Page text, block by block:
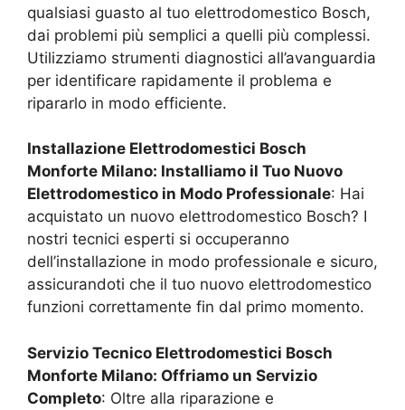
qualsiasi guasto al tuo elettrodomestico Bosch,
dai problemi più semplici a quelli più complessi.
Utilizziamo strumenti diagnostici all’avanguardia
per identificare rapidamente il problema e
ripararlo in modo efficiente.
Installazione Elettrodomestici Bosch
Monforte Milano: Installiamo il Tuo Nuovo
Elettrodomestico in Modo Professionale: Hai
acquistato un nuovo elettrodomestico Bosch? I
nostri tecnici esperti si occuperanno
dell’installazione in modo professionale e sicuro,
assicurandoti che il tuo nuovo elettrodomestico
funzioni correttamente fin dal primo momento.
Servizio Tecnico Elettrodomestici Bosch
Monforte Milano: Offriamo un Servizio
Completo: Oltre alla riparazione e